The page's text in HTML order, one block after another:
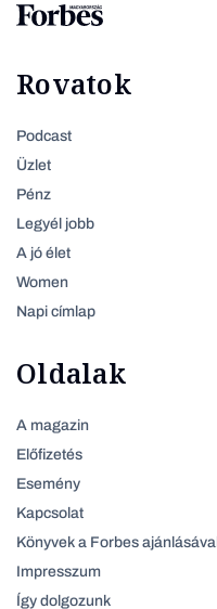
Rovatok
Podcast
Üzlet
Pénz
Legyél jobb
A jó élet
Women
Napi címlap
Oldalak
A magazin
Előfizetés
Esemény
Kapcsolat
Könyvek a Forbes ajánlásával
Impresszum
Így dolgozunk